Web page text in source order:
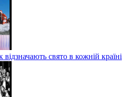
відзначають свято в кожній країні